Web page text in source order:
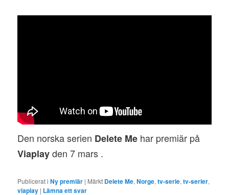
Den norska serien Delete Me har premiär på
Viaplayden 7 mars .
Publicerat i Ny premiär | Märkt Delete Me,Norge,tv-serie,tv-serier,
viaplay | Lämna ett svar